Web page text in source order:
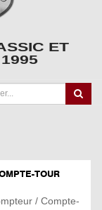
ET
TOUR
/ Compte-